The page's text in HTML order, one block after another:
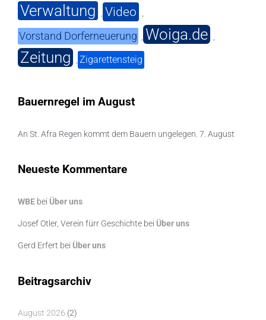
Verwaltung , Video ,
Vorstand Dorferneuerung , Woiga.de ,
Zeitung , Zigarettensteig
Bauernregel im August
An St. Afra Regen kommt dem Bauern ungelegen. 7. August
Neueste Kommentare
WBE bei Über uns
Josef Otler, Verein fürr Geschichte bei Über uns
Gerd Erfert bei Über uns
Beitragsarchiv
August 2026 (2)